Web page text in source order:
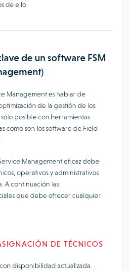
de ello.
de un software FSM
Management es hablar de
de la gestión de los
posible con herramientas
como son los software de Field
Management eficaz debe
operativos y administrativos
A continuación las
que debe ofrecer cualquier
DE TÉCNICOS
disponibilidad actualizada.